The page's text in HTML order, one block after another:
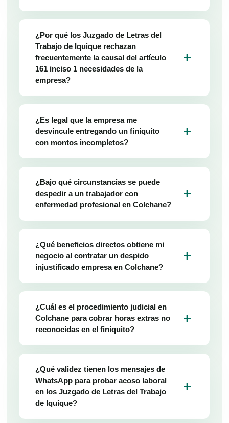
¿Por qué los Juzgado de Letras del
Trabajo de Iquique rechazan
frecuentemente la causal del artículo
161 inciso 1 necesidades de la
empresa?
add
¿Es legal que la empresa me
desvincule entregando un finiquito
con montos incompletos?
add
¿Bajo qué circunstancias se puede
despedir a un trabajador con
enfermedad profesional en Colchane?
add
¿Qué beneficios directos obtiene mi
negocio al contratar un despido
injustificado empresa en Colchane?
add
¿Cuál es el procedimiento judicial en
Colchane para cobrar horas extras no
reconocidas en el finiquito?
add
¿Qué validez tienen los mensajes de
WhatsApp para probar acoso laboral
en los Juzgado de Letras del Trabajo
de Iquique?
add